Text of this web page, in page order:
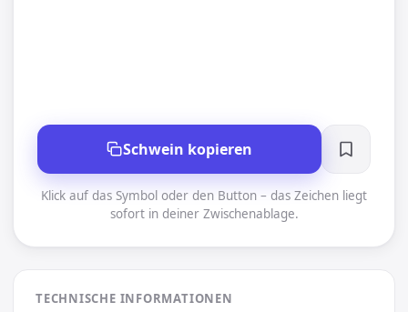
Schwein kopieren
Klick auf das Symbol oder den Button – das Zeichen liegt
sofort in deiner Zwischenablage.
TECHNISCHE INFORMATIONEN